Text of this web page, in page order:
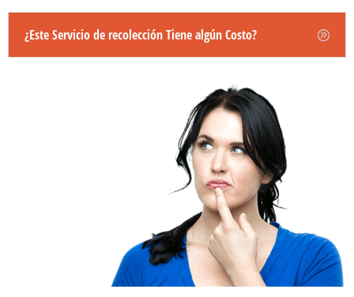
¿Este Servicio de recolección Tiene algún Costo?